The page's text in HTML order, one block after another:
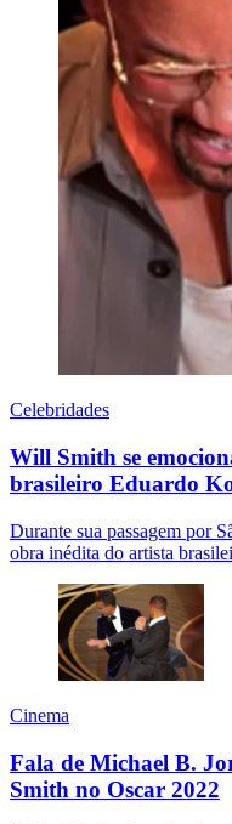
Celebridades
Will Smith se
brasileiro Eduardo
Durante sua passagem por
obra inédita do artista
Cinema
Fala de Michael B.
Smith no Oscar 2022